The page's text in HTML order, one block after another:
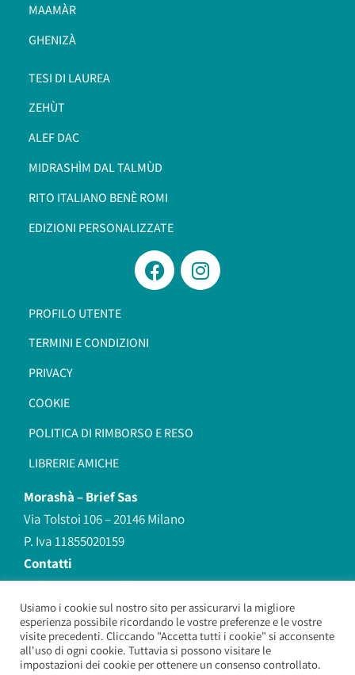
MAAMÀR
GHENIZÀ
TESI DI LAUREA
ZEHÙT
ALEF DAC
MIDRASHÌM DAL TALMÙD
RITO ITALIANO BENÈ ROMI​
EDIZIONI PERSONALIZZATE
PROFILO UTENTE
TERMINI E CONDIZIONI
PRIVACY
COOKIE
POLITICA DI RIMBORSO E RESO
LIBRERIE AMICHE
Morashà –Brief Sas
Via Tolstoi 106 – 20146 Milano
P. Iva 11855020159
Contatti
redazione@morasha.it
339 8596707
(anche Whatsapp)
Usiamo i cookie sul nostro sito per assicurarvi la migliore
esperienza possibile ricordando le vostre preferenze e le vostre
visite precedenti. Cliccando "Accetta tutti i cookie" si acconsente
all'uso di ogni cookie. Tuttavia si possono visitare le
impostazioni dei cookie per ottenere un consenso controllato.